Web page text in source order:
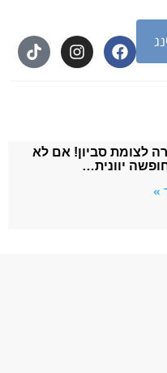
לצומת סביון! אם לא
יוונית…
»